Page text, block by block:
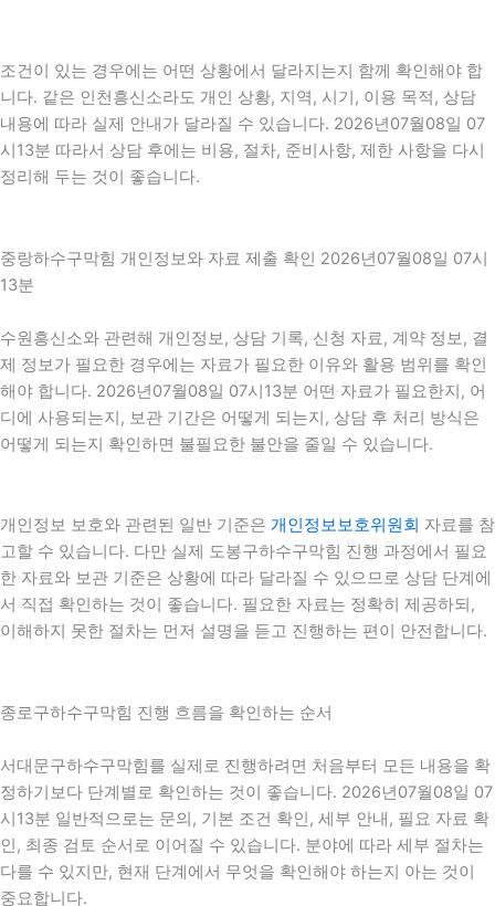
조건이 있는 경우에는 어떤 상황에서 달라지는지 함께 확인해야 합
니다. 같은 인천흥신소라도 개인 상황, 지역, 시기, 이용 목적, 상담
내용에 따라 실제 안내가 달라질 수 있습니다. 2026년07월08일 07
시13분 따라서 상담 후에는 비용, 절차, 준비사항, 제한 사항을 다시
정리해 두는 것이 좋습니다.
중랑하수구막힘 개인정보와 자료 제출 확인 2026년07월08일 07시
13분
수원흥신소와 관련해 개인정보, 상담 기록, 신청 자료, 계약 정보, 결
제 정보가 필요한 경우에는 자료가 필요한 이유와 활용 범위를 확인
해야 합니다. 2026년07월08일 07시13분 어떤 자료가 필요한지, 어
디에 사용되는지, 보관 기간은 어떻게 되는지, 상담 후 처리 방식은
어떻게 되는지 확인하면 불필요한 불안을 줄일 수 있습니다.
개인정보 보호와 관련된 일반 기준은 개인정보보호위원회 자료를 참
고할 수 있습니다. 다만 실제 도봉구하수구막힘 진행 과정에서 필요
한 자료와 보관 기준은 상황에 따라 달라질 수 있으므로 상담 단계에
서 직접 확인하는 것이 좋습니다. 필요한 자료는 정확히 제공하되,
이해하지 못한 절차는 먼저 설명을 듣고 진행하는 편이 안전합니다.
종로구하수구막힘 진행 흐름을 확인하는 순서
서대문구하수구막힘를 실제로 진행하려면 처음부터 모든 내용을 확
정하기보다 단계별로 확인하는 것이 좋습니다. 2026년07월08일 07
시13분 일반적으로는 문의, 기본 조건 확인, 세부 안내, 필요 자료 확
인, 최종 검토 순서로 이어질 수 있습니다. 분야에 따라 세부 절차는
다를 수 있지만, 현재 단계에서 무엇을 확인해야 하는지 아는 것이
중요합니다.